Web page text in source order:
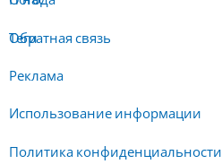
Обратная связь
Реклама
Использование информации
Политика конфиденциальности
Теги